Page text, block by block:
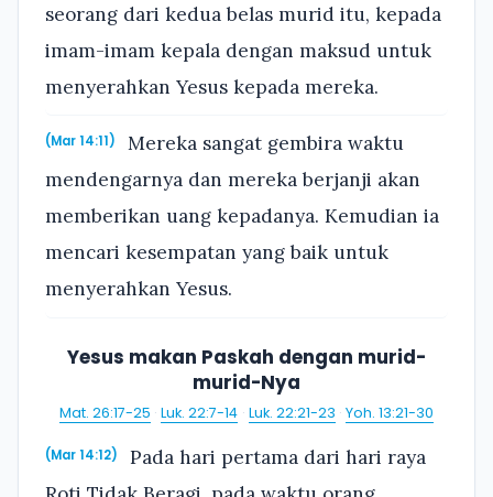
seorang dari kedua belas murid itu, kepada
imam-imam kepala dengan maksud untuk
menyerahkan Yesus kepada mereka.
(Mar 14:11)
Mereka sangat gembira waktu
mendengarnya dan mereka berjanji akan
memberikan uang kepadanya. Kemudian ia
mencari kesempatan yang baik untuk
menyerahkan Yesus.
Yesus makan Paskah dengan murid-
murid-Nya
Mat. 26:17-25 · Luk. 22:7-14 · Luk. 22:21-23 · Yoh. 13:21-30
(Mar 14:12)
Pada hari pertama dari hari raya